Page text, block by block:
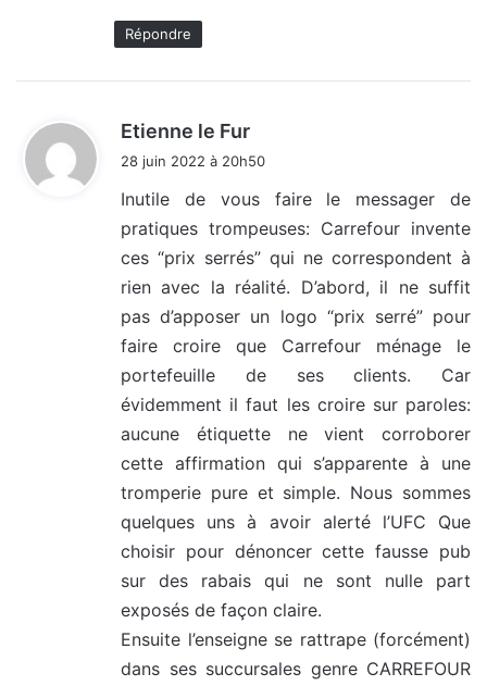
Répondre
Etienne le Fur
:
28 juin 2022 à 20h50
Inutile de vous faire le messager de
pratiques trompeuses: Carrefour invente
ces “prix serrés” qui ne correspondent à
rien avec la réalité. D’abord, il ne suffit
pas d’apposer un logo “prix serré” pour
faire croire que Carrefour ménage le
portefeuille de ses clients. Car
évidemment il faut les croire sur paroles:
aucune étiquette ne vient corroborer
cette affirmation qui s’apparente à une
tromperie pure et simple. Nous sommes
quelques uns à avoir alerté l’UFC Que
choisir pour dénoncer cette fausse pub
sur des rabais qui ne sont nulle part
exposés de façon claire.
Ensuite l’enseigne se rattrape (forcément)
dans ses succursales genre CARREFOUR